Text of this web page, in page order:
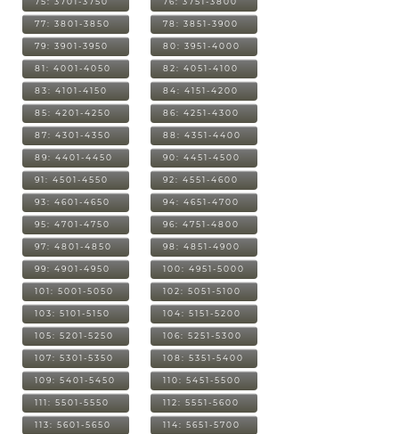
77: 3801-3850 78: 3851-3900
79: 3901-3950 80: 3951-4000
81: 4001-4050 82: 4051-4100
83: 4101-4150 84: 4151-4200
85: 4201-4250 86: 4251-4300
87: 4301-4350 88: 4351-4400
89: 4401-4450 90: 4451-4500
91: 4501-4550 92: 4551-4600
93: 4601-4650 94: 4651-4700
95: 4701-4750 96: 4751-4800
97: 4801-4850 98: 4851-4900
99: 4901-4950 100: 4951-5000
101: 5001-5050 102: 5051-5100
103: 5101-5150 104: 5151-5200
105: 5201-5250 106: 5251-5300
107: 5301-5350 108: 5351-5400
109: 5401-5450 110: 5451-5500
111: 5501-5550 112: 5551-5600
113: 5601-5650 114: 5651-5700